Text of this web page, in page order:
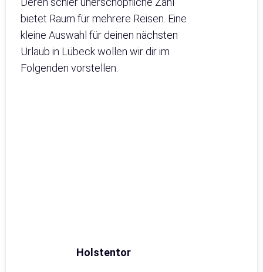
bietet Raum für mehrere Reisen. Eine
kleine Auswahl für deinen nächsten
Urlaub in Lübeck wollen wir dir im
Folgenden vorstellen.
Holstentor